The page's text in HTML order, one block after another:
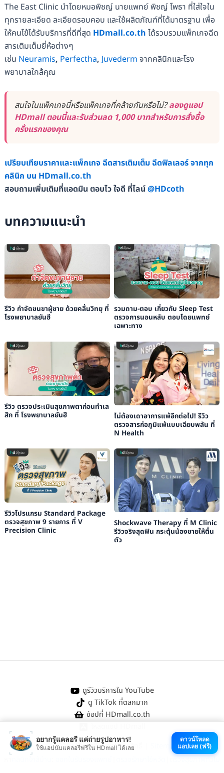
The East Clinic นำโดยหมอพิชญ์ นายแพทย์ พิชญ์ โพธา ที่ใส่ใจใน
ทุกรายละเอียด ละเอียดรอบคอบ และใช้ผลิตภัณฑ์ที่ได้มาตรฐาน เพื่อ
ให้คนไข้ได้รับบริการที่ดีที่สุด HDmall.co.th ได้รวบรวมแพ็กเกจฉีด
สารเติมเต็มยี่ห้อต่างๆ
เช่น Neuramis, Perfectha, Juvederm จากคลินิกและโรง
พยาบาลใกล้คุณ
สนใจในแพ็คเกจนี้หรือแพ็คเกจที่คล้ายกันหรือไม่?ลองดูแอป
HDmall ตอนนี้และรับส่วนลด 1,000 บาทสำหรับการสั่งซื้อ
ครั้งแรกของคุณ
เปรียบเทียบราคาและแพ็กเกจ ฉีดสารเติมเต็ม ฉีดฟิลเลอร์ จากทุก
คลินิก บน HDmall.co.th
สอบถามเพิ่มเติมที่แอดมิน ตอบไว ใจดี ที่ไลน์@HDcoth
บทความแนะนำ
รีวิว กำจัดขนขาผู้ชาย ด้วยคลื่นวิทยุ ที่
โรงพยาบาลยันฮี
รวมถาม-ตอบ เกี่ยวกับ Sleep Test
ตรวจการนอนหลับ ตอบโดยแพทย์
เฉพาะทาง
รีวิว ตรวจประเมินสุขภาพตาก่อนทำเล
สิก ที่ โรงพยาบาลยันฮี
ไม่ต้องเดาอาการแพ้อีกต่อไป! รีวิว
ตรวจสารก่อภูมิแพ้แบบเฉียบพลัน ที่
N Health
รีวิวโปรแกรม Standard Package
ตรวจสุขภาพ 9 รายการ ที่ V
Precision Clinic
Shockwave Therapy ที่ M Clinic
รีวิวจริงสุดฟิน กระตุ้นน้องชายให้ตื่น
ตัว
ดูรีวิวบริการใน YouTube
ดู TikTok ที่ตลกมาก
ช้อปที่ HDmall.co.th
@ 2026 HDmall | สงวนลิขสิทธิ์ |
Sitemap
ตรวจสุขภาพทั่วไป
อยากรู้แคลอรี แค่ถ่ายรูปอาหาร!
ใช้แอปนับแคลอรีฟรีใน HDmall ได้เลย
ดาวน์โหลด
แอปเลย (ฟรี)